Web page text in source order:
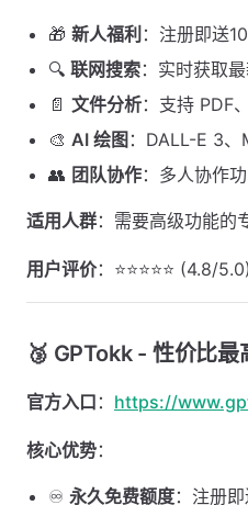
🎁 新人福利 ：注册即送
🔍 联网搜索：实时获取
📄 文件分析：支持 PDF
🎨 AI 绘图 ：DALL-E 3
👥 团队协作：多人协作
适用人群：需要高级功能的
用户评价：⭐⭐⭐⭐⭐ (4.8/5.0)
🥉 GPTokk - 性价比
官方入口 ： https://
核心优势：
♾️ 永久免费额度：注册